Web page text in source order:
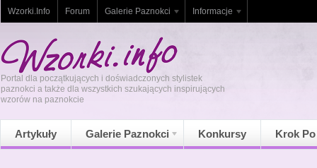
Wzorki.Info Forum Galerie Paznokci Informacje
Portal dla początkujących i doświadczonych stylistek
paznokci a także dla wszystkich szukających inspirujących
wzorów na paznokcie
Artykuły Galerie Paznokci Konkursy Krok